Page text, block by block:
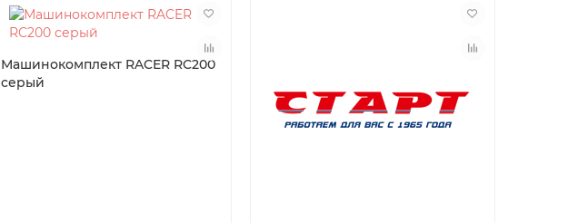
Машинокомплект RACER RC200
серый